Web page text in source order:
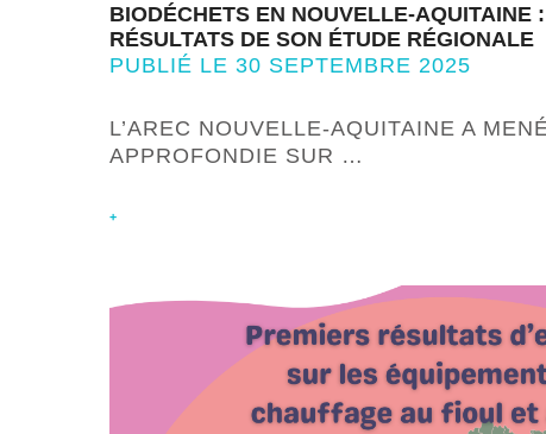
BIODÉCHETS EN NOUVELLE-AQUITAINE
RÉSULTATS DE SON ÉTUDE RÉGIONALE
PUBLIÉ LE 30 SEPTEMBRE 2025
L’AREC NOUVELLE-AQUITAINE A
APPROFONDIE SUR …
+